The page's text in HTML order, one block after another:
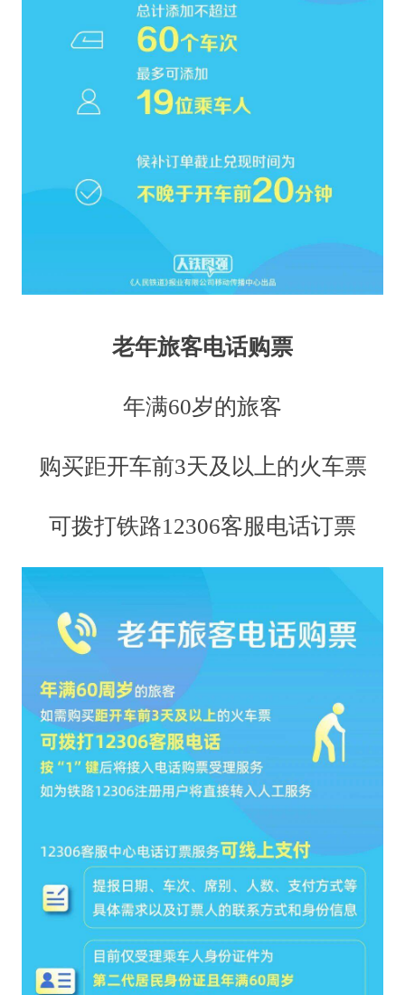
老年旅客电话购票
年满60岁的旅客
购买距开车前3天及以上的火车票
可拨打铁路12306客服电话订票